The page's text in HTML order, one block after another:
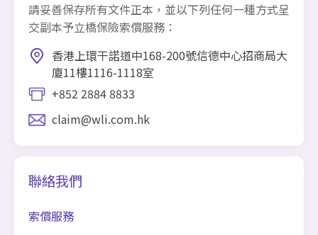
請妥善保存所有文件正本，並以下列任何一種方式呈
交副本予立橋保險索償服務：
香港上環干諾道中168-200號信德中心招商局大
廈11樓1116-1118室
+852 2884 8833
claim@wli.com.hk
聯絡我們
索償服務